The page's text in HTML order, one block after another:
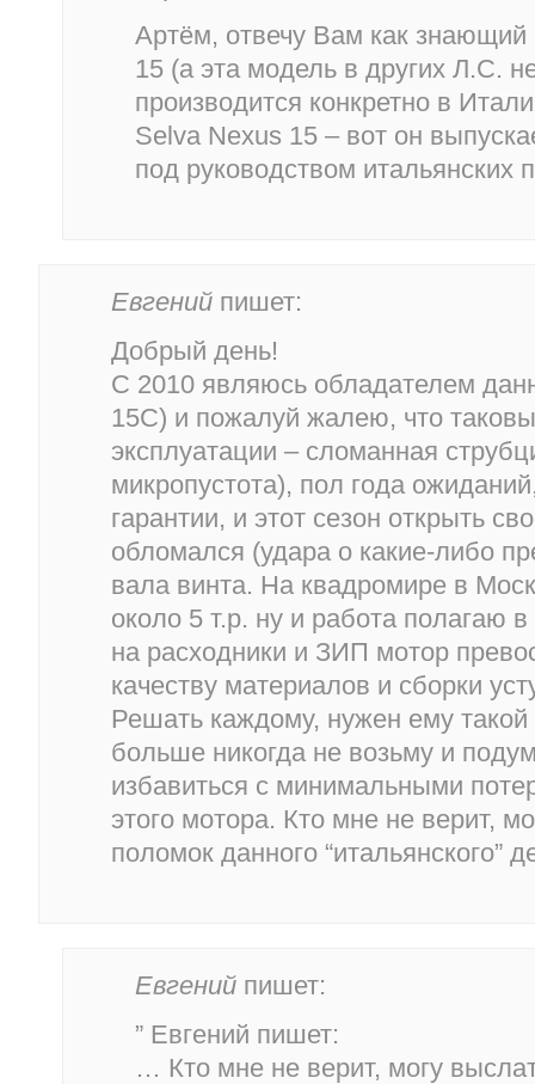
Артём, отвечу Вам как знающий
15 (а эта модель в других Л.С.
производится конкретно в
Selva Nexus 15 – вот он
под руководством итальянских
Евгений пишет:
Добрый день!
С 2010 являюсь обладателем
15C) и пожалуй жалею, что
эксплуатации – сломанная
микропустота), пол года
гарантии, и этот сезон открыть
обломался (удара о какие-либо
вала винта. На квадромире в
около 5 т.р. ну и работа полагаю
на расходники и ЗИП мотор
качеству материалов и сборки
Решать каждому, нужен ему
больше никогда не возьму и
избавиться с минимальными
этого мотора. Кто мне не верит,
поломок данного “итальянского”
Евгений пишет:
” Евгений пишет:
… Кто мне не верит, могу